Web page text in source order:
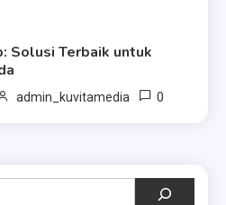
Solusi Terbaik untuk
admin_kuvitamedia 0